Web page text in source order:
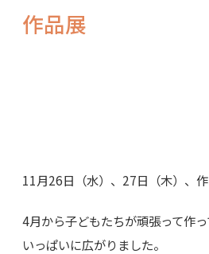
作品展
11月26日（水）、27日（木）、作
4月から子どもたちが頑張って作
いっぱいに広がりました。